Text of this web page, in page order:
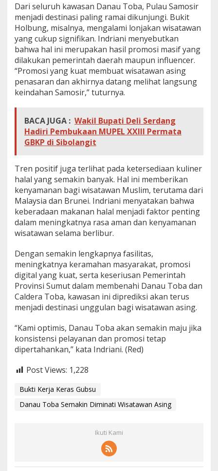
Dari seluruh kawasan Danau Toba, Pulau Samosir
menjadi destinasi paling ramai dikunjungi. Bukit
Holbung, misalnya, mengalami lonjakan wisatawan
yang cukup signifikan. Indriani menyebutkan
bahwa hal ini merupakan hasil promosi masif yang
dilakukan pemerintah daerah maupun influencer.
“Promosi yang kuat membuat wisatawan asing
penasaran dan akhirnya datang melihat langsung
keindahan Samosir,” tuturnya.
BACA JUGA : Wakil Bupati Deli Serdang
Hadiri Pembukaan MUPEL XXIII Permata
GBKP di Sibolangit
Tren positif juga terlihat pada ketersediaan kuliner
halal yang semakin banyak. Hal ini memberikan
kenyamanan bagi wisatawan Muslim, terutama dari
Malaysia dan Brunei. Indriani menyatakan bahwa
keberadaan makanan halal menjadi faktor penting
dalam meningkatnya rasa aman dan kenyamanan
wisatawan selama berlibur.
Dengan semakin lengkapnya fasilitas,
meningkatnya keramahan masyarakat, promosi
digital yang kuat, serta keseriusan Pemerintah
Provinsi Sumut dalam membenahi Danau Toba dan
Caldera Toba, kawasan ini diprediksi akan terus
menjadi destinasi unggulan bagi wisatawan asing.
“Kami optimis, Danau Toba akan semakin maju jika
konsistensi pelayanan dan promosi tetap
dipertahankan,” kata Indriani. (Red)
Post Views: 1,228
Bukti Kerja Keras Gubsu
Danau Toba Semakin Diminati Wisatawan Asing
Ikuti Kami